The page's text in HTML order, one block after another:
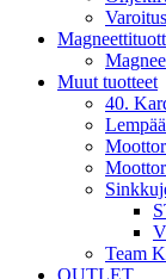
Muut tuotteet
40.
Team
OUTLET